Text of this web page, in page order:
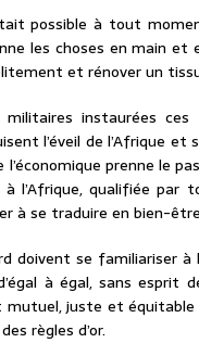
possible à tout
les choses en main
et rénover un
instaurées
l’éveil de l’Afrique et
l’économique prenne le
l’Afrique, qualifiée
à se traduire en bien-
doivent se familiariser à
à égal, sans esprit
mutuel, juste et
règles d’or.